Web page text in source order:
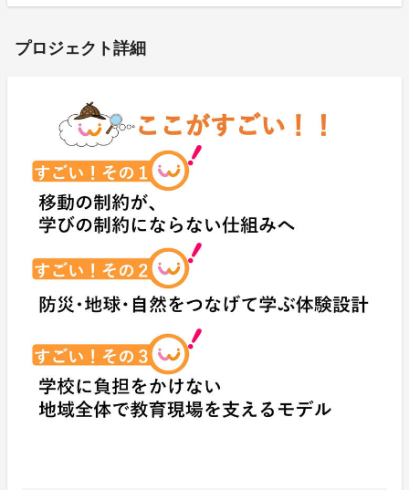
プロジェクト詳細